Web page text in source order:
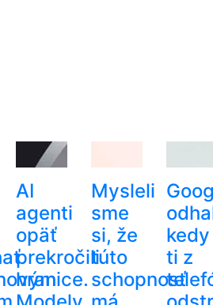
AI
agenti
opäť
prekročili
hranice.
Mysleli
sme
si, že
túto
schopnosť
kedy
ti z